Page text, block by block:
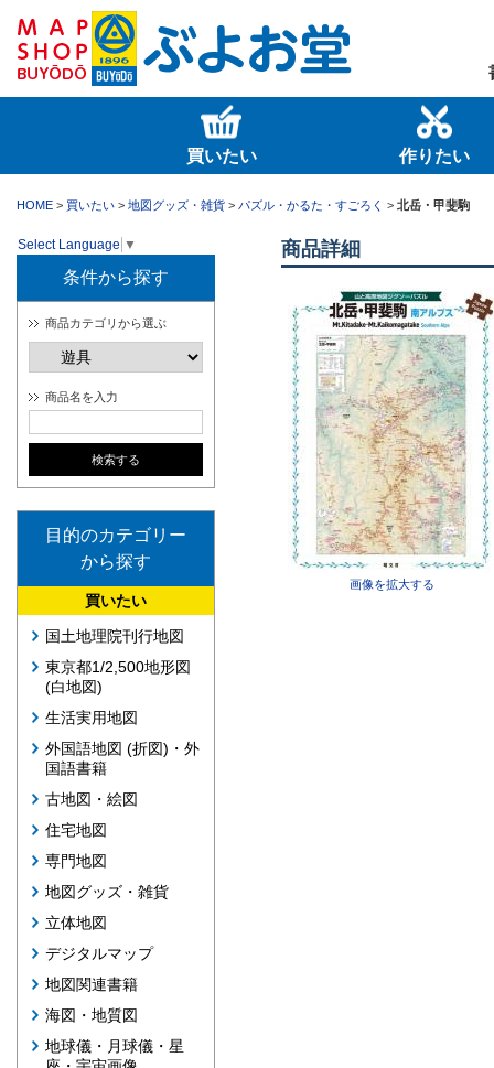
買いたい 作りたい
HOME > 買いたい > 地図グッズ・雑貨 > パズル・かるた・すごろく > 北岳・甲斐駒
Select Language ▼
条件から探す
商品カテゴリから選ぶ
商品名を入力
目的のカテゴリー
から探す
買いたい
国土地理院刊行地図
東京都1/2,500地形図
(白地図)
生活実用地図
外国語地図 (折図)・外
国語書籍
古地図・絵図
住宅地図
専門地図
地図グッズ・雑貨
立体地図
デジタルマップ
地図関連書籍
海図・地質図
地球儀・月球儀・星
商品詳細
画像を拡大する